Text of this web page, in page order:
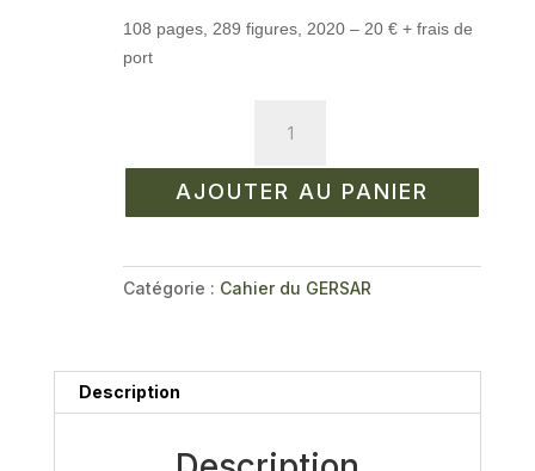
108 pages, 289 figures, 2020 – 20 € + frais de
port
Cahier
du
GERSAR
-
gravés
AJOUTER AU PANIER
Catégorie : Cahier du GERSAR
Description